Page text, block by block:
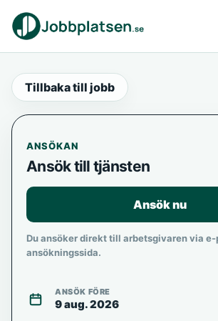
Tillbaka till jobb
ANSÖKAN
Ansök till tjänsten
Ansök nu
Du ansöker direkt till arbetsgivaren via
ansökningssida.
ANSÖK FÖRE
9 aug. 2026